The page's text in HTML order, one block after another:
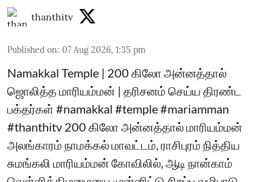
thanthitv
Published on: 07 Aug 2026, 1:35 pm
Namakkal Temple | 200 கிலோ அன்னத்தால்
ஜொலித்த மாரியம்மன் | தரிசனம் செய்ய திரண்ட
பக்தர்கள் #namakkal #temple #mariamman
#thanthitv 200 கிலோ அன்னத்தால் மாரியம்மன்
அலங்காரம் நாமக்கல் மாவட்டம், ராசிபுரம் நித்திய
சுமங்கலி மாரியம்மன் கோவிலில், ஆடி நான்காம்